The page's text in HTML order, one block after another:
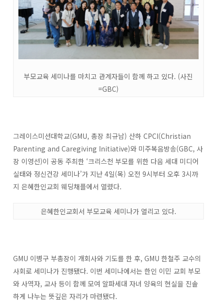
부모교육 세미나를 마치고 관계자들이 함께 하고 있다. (사진
=GBC)
그레이스미션대학교(GMU, 총장 최규남) 산하 CPCI(Christian
Parenting and Caregiving Initiative)와 미주복음방송(GBC, 사
장 이영선)이 공동 주최한 ‘크리스천 부모를 위한 다음 세대 미디어
실태와 정신건강 세미나’가 지난 4일(목) 오전 9시부터 오후 3시까
지 은혜한인교회 웨딩채플에서 열렸다.
은혜한인교회서 부모교육 세미나가 열리고 있다.
GMU 이병구 부총장이 개회사와 기도를 한 후, GMU 한철주 교수의
사회로 세미나가 진행됐다. 이번 세미나에서는 한인 이민 교회 부모
와 사역자, 교사 등이 함께 모여 알파세대 자녀 양육의 현실을 진솔
하게 나누는 뜻깊은 자리가 마련됐다.